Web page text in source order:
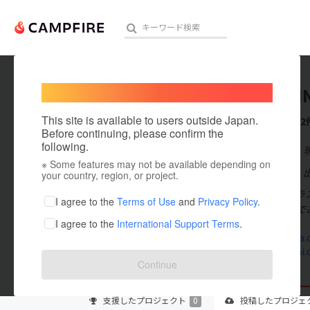
人気のプロジェクト 注目の
アート・写真
テクノロジー・ガジェット
映像・映画
ビジネス・起業
まちづくり・地域活性化
This site is available to users outside Japan.
Before continuing, please confirm the
following.
※ Some features may not be available depending on
your country, region, or project.
I agree to the Terms of Use and Privacy Policy.
I agree to the International Support Terms.
Continue
これまでに2
出身国：日本
私たちイープ
ラインナップで
支援したプロジェクト 0 投稿したプロジェ